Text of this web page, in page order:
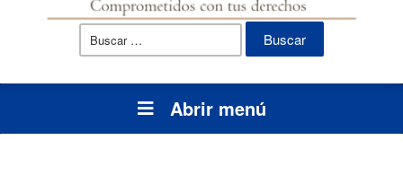
Buscar:
Abrir menú